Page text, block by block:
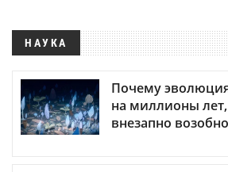
НАУКА
Почему
на миллионы
внезапно